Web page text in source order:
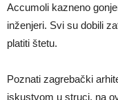
Accumoli kazneno
inženjeri. Svi su dobili
platiti štetu.
Poznati zagrebački
iskustvom u struci, na